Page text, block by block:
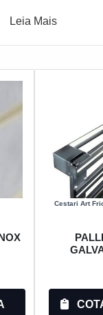
Leia Mais
Cestari Art